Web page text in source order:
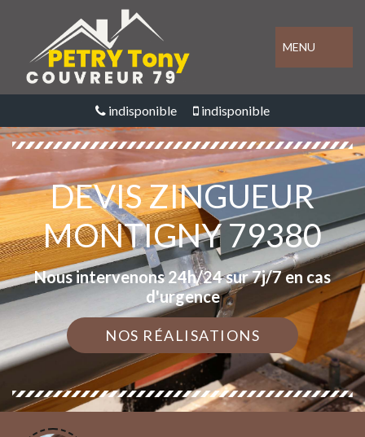
MENU
indisponible indisponible
DEVIS ZINGUEUR
MONTIGNY 79380
Nous intervenons 24h/24 sur 7j/7 en cas
d'urgence
NOS RÉALISATIONS